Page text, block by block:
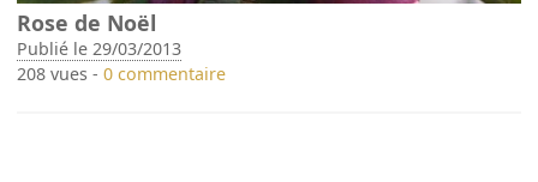
Rose de Noël
Publié le 29/03/2013
208 vues -0 commentaire